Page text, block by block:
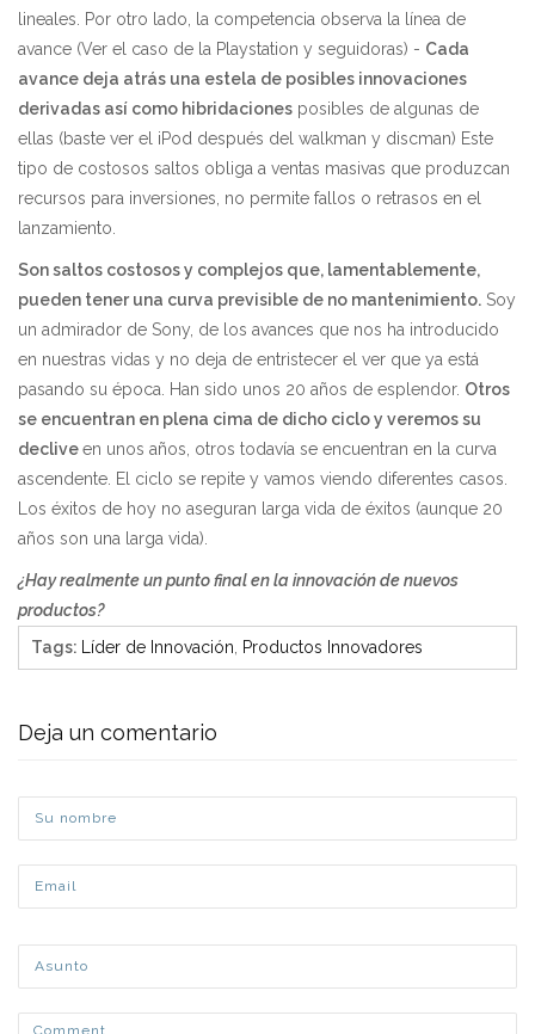
lineales. Por otro lado, la competencia observa la línea de
avance (Ver el caso de la Playstation y seguidoras) - Cada
avance deja atrás una estela de posibles innovaciones
derivadas así como hibridaciones posibles de algunas de
ellas (baste ver el iPod después del walkman y discman) Este
tipo de costosos saltos obliga a ventas masivas que produzcan
recursos para inversiones, no permite fallos o retrasos en el
lanzamiento.
Son saltos costosos y complejos que, lamentablemente,
pueden tener una curva previsible de no mantenimiento. Soy
un admirador de Sony, de los avances que nos ha introducido
en nuestras vidas y no deja de entristecer el ver que ya está
pasando su época. Han sido unos 20 años de esplendor. Otros
se encuentran en plena cima de dicho ciclo y veremos su
decliveen unos años, otros todavía se encuentran en la curva
ascendente. El ciclo se repite y vamos viendo diferentes casos.
Los éxitos de hoy no aseguran larga vida de éxitos (aunque 20
años son una larga vida).
¿Hay realmente un punto final en la innovación de nuevos
productos?
Tags: Líder de Innovación Productos Innovadores
Deja un comentario